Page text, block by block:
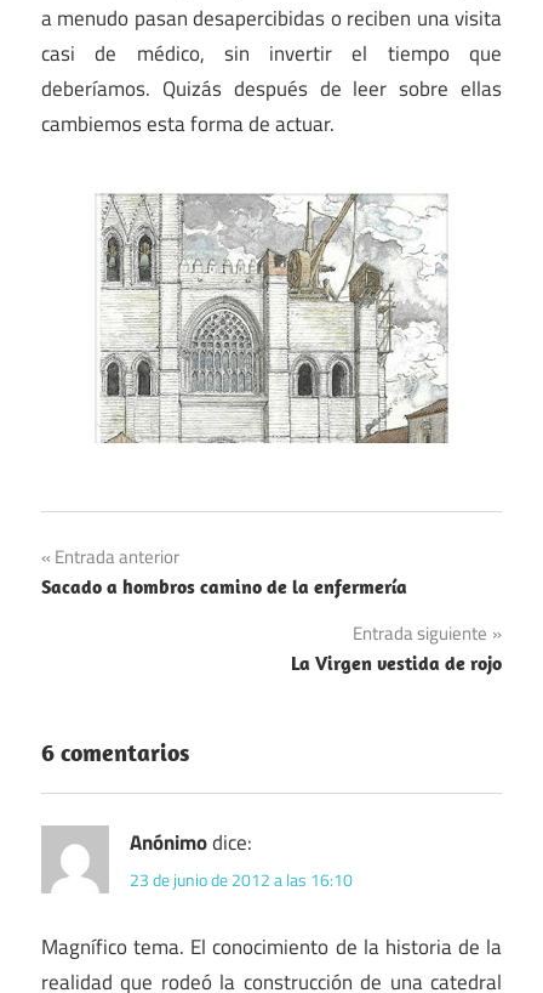
a menudo pasan desapercibidas o reciben una visita
casi de médico, sin invertir el tiempo que
deberíamos. Quizás después de leer sobre ellas
cambiemos esta forma de actuar.
Navegación
de
Entrada anterior
Sacado a hombros camino de la enfermería
Entrada siguiente
La Virgen vestida de rojo
6 comentarios
Anónimodice:
23 de junio de 2012 a las 16:10
Magnífico tema. El conocimiento de la historia de la
realidad que rodeó la construcción de una catedral